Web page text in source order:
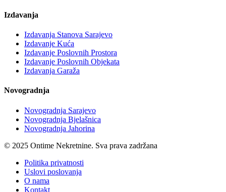
Izdavanja
Izdavanja Stanova Sarajevo
Izdavanje Kuća
Izdavanje Poslovnih Prostora
Izdavanje Poslovnih Objekata
Izdavanja Garaža
Novogradnja
Novogradnja Sarajevo
Novogradnja Bjelašnica
Novogradnja Jahorina
© 2025 Ontime Nekretnine. Sva prava zadržana
Politika privatnosti
Uslovi poslovanja
O nama
Kontakt